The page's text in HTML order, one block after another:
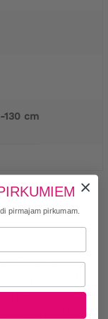
130 cm
siksniņu
— viens
stepēta maka
Zelta apdare
Rāvējslēdzēja
pirmajam pirkumam.